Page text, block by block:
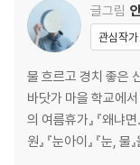
글그림
관심작
물 흐르고 경치 좋은
바닷가 마을 학교에서
의 여름휴가』 『왜냐면
원』 『눈아이』 『눈,